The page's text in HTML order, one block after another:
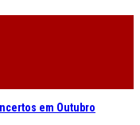
em Outubro